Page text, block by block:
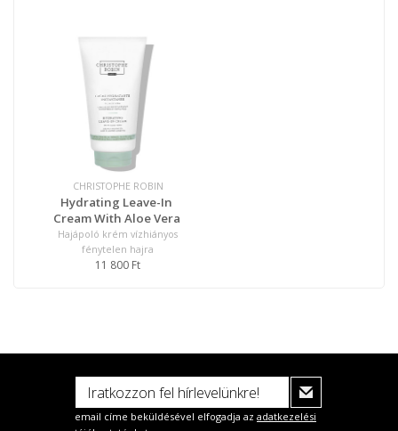
CHRISTOPHE ROBIN
Hydrating Leave-In
Cream With Aloe Vera
Hajápoló krém vízhiányos
fénytelen hajra
11 800 Ft
email címe beküldésével elfogadja az adatkezelési